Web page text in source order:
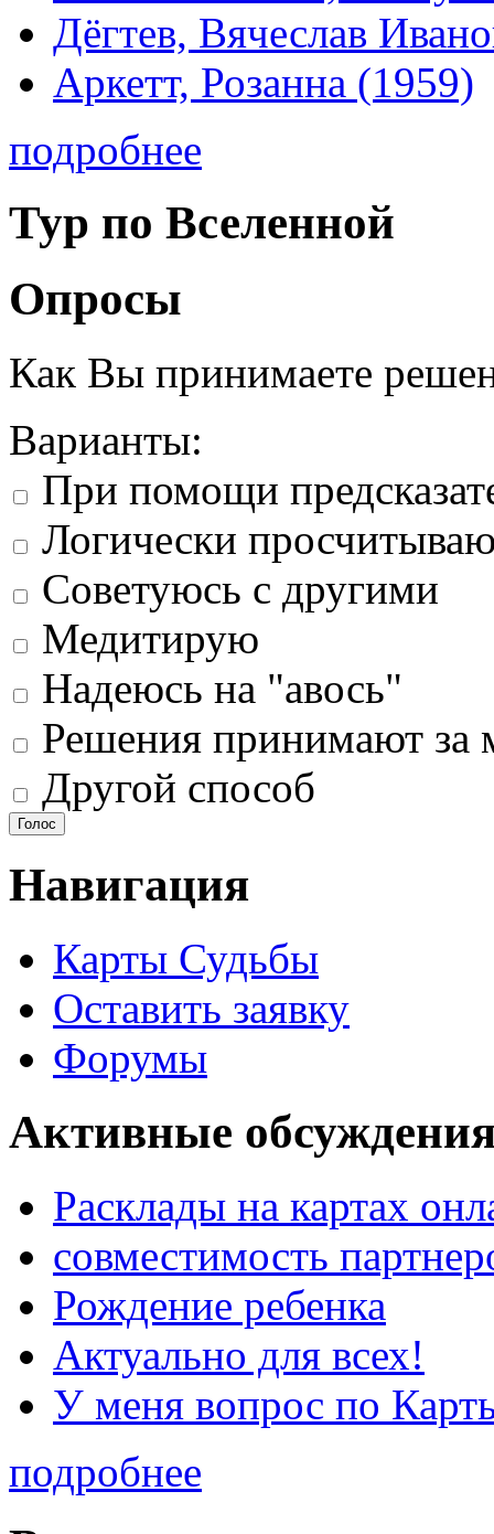
Дёгтев, Вячеслав
Аркетт, Розанна (1959)
подробнее
Тур по Вселенной
Опросы
Как Вы принимаете
Варианты:
При помощи
Логически
Советуюсь с другими
Медитирую
Надеюсь на "авось"
Решения принимают за
Другой способ
Навигация
Карты Судьбы
Оставить заявку
Форумы
Активные
Расклады на картах
совместимость
Рождение ребенка
Актуально для всех!
У меня вопрос по
подробнее